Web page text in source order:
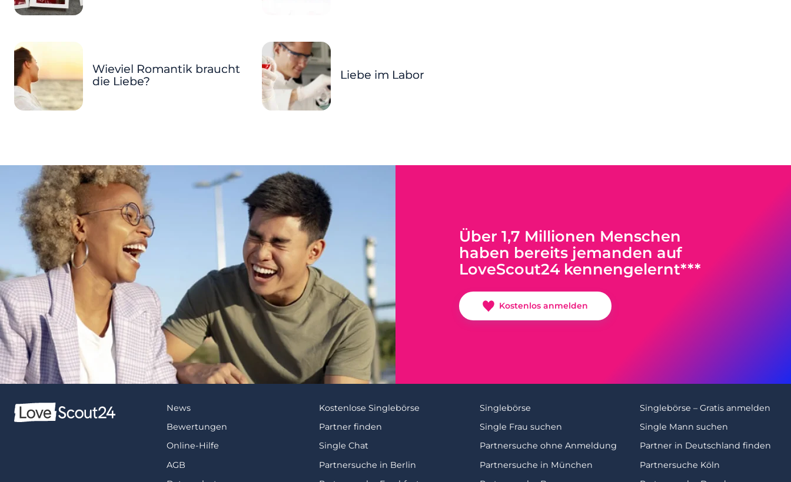
Wieviel Romantik braucht
die Liebe?
Liebe im Labor
Über 1,7 Millionen Menschen
haben bereits jemanden auf
LoveScout24 kennengelernt***
Kostenlos anmelden
News
Bewertungen
Online-Hilfe
AGB
Kostenlose Singlebörse Singlebörse
Singlebörse – Gratis anmelden
Partner finden
Single Frau suchen
Single Mann suchen
Single Chat
Partnersuche ohne Anmeldung
Partner in Deutschland finden
Partnersuche in Berlin
Partnersuche in München
Partnersuche Köln